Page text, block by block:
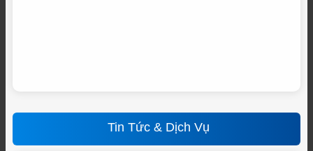
Tin Tức & Dịch Vụ